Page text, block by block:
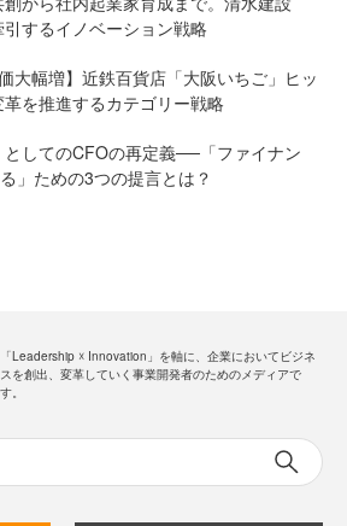
引するイノベーション戦略
大幅増】近鉄百貨店「大阪いちご」ヒッ
革を推進するカテゴリー戦略
としてのCFOの再定義──「ファイナン
」ための3つの提言とは？
「Leadership ☓ Innovation」を軸に、企業においてビジネ
スを創出、変革していく事業開発者のためのメディアで
す。